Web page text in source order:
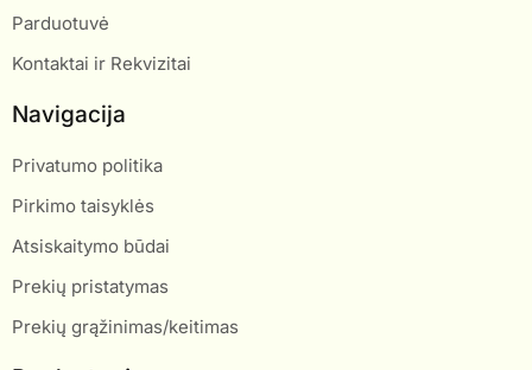
Parduotuvė
Kontaktai ir Rekvizitai
Navigacija
Privatumo politika
Pirkimo taisyklės
Atsiskaitymo būdai
Prekių pristatymas
Prekių grąžinimas/keitimas